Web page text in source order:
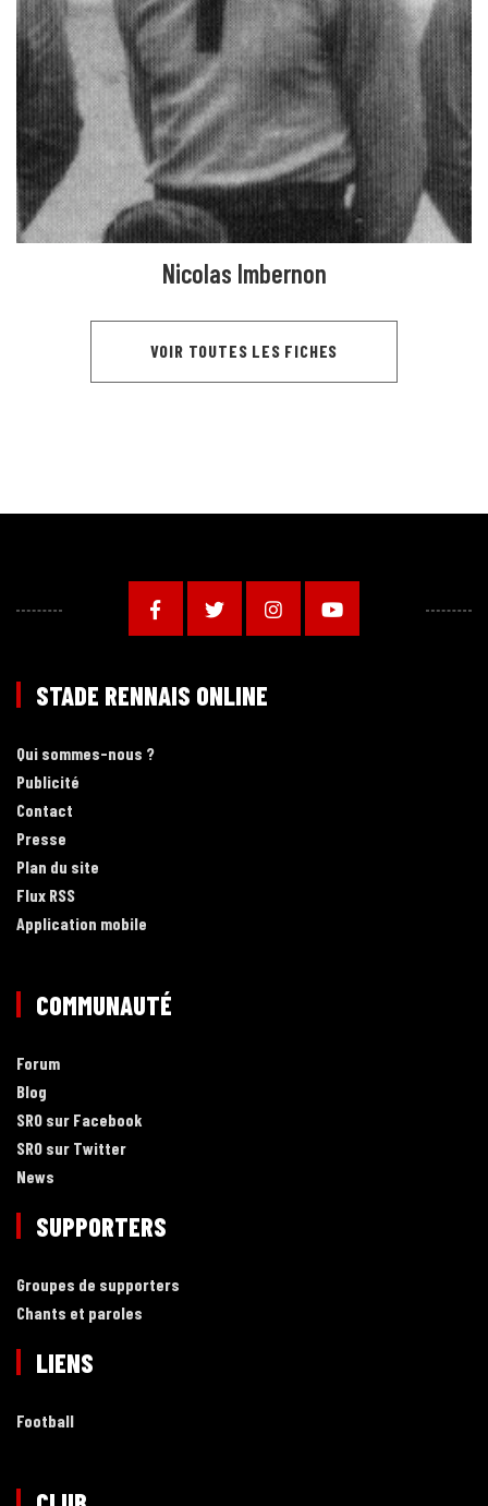
Nicolas Imbernon
VOIR TOUTES LES FICHES
STADE RENNAIS ONLINE
Qui sommes-nous ?
Publicité
Contact
Presse
Plan du site
Flux RSS
Application mobile
COMMUNAUTÉ
Forum
Blog
SRO sur Facebook
SRO sur Twitter
News
SUPPORTERS
Groupes de supporters
Chants et paroles
LIENS
Football